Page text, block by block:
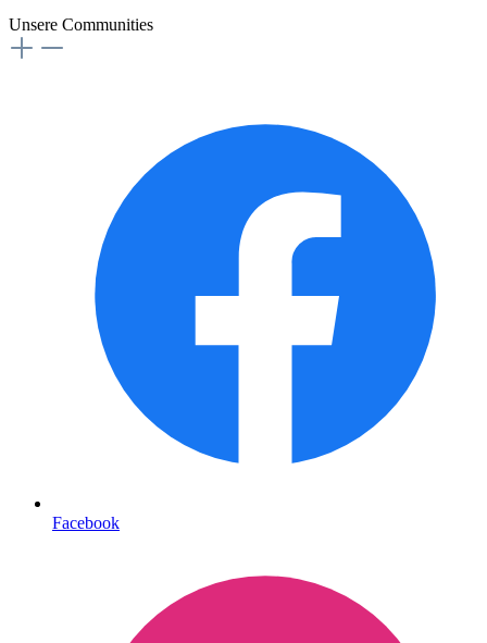
Unsere Communities
Facebook